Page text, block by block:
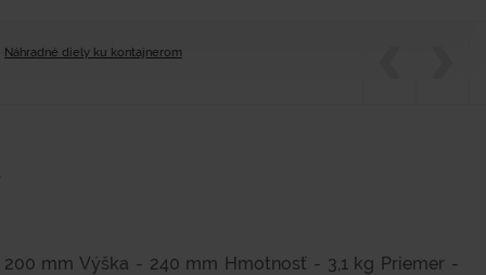
Náhradné diely ku kontajnerom
mm Výška - 240 mm Hmotnosť - 3,1 kg Priemer -